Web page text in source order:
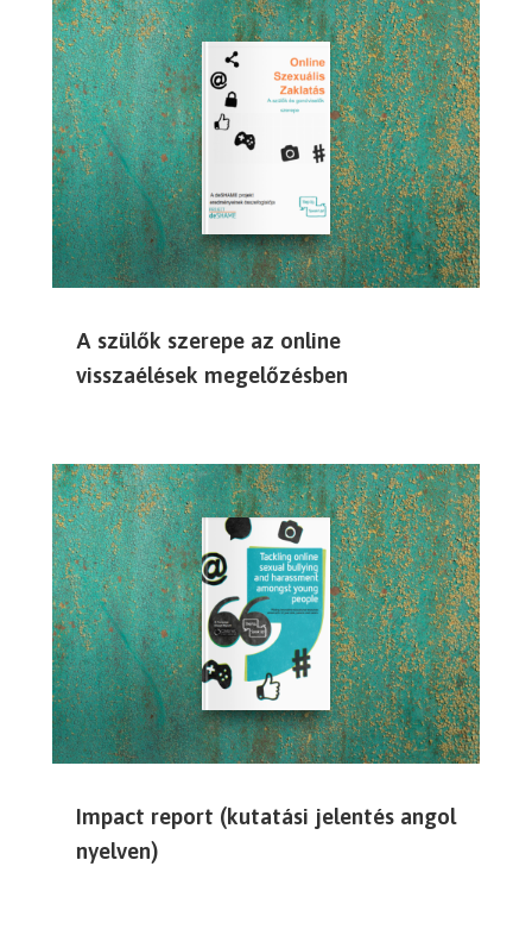
A szülők szerepe az online
visszaélések megelőzésben
Impact report (kutatási jelentés angol
nyelven)